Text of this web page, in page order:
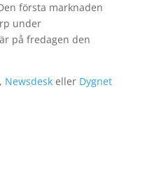
första marknaden
under
på fredagen den
Newsdeskeller Dygnet